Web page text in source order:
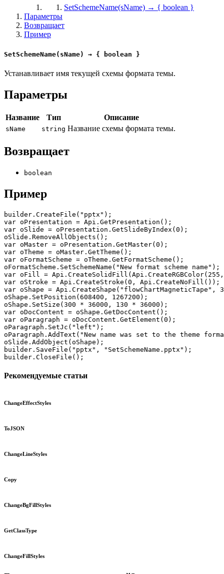
SetSchemeName(sName) → { boolean }
Параметры
Возвращает
Пример
SetSchemeName(sName) → { boolean }
Устанавливает имя текущей схемы формата темы.
Параметры
Название Тип Описание
sName string Название схемы формата темы.
Возвращает
boolean
Пример
builder.CreateFile("pptx");
var oPresentation = Api.GetPresentation();
var oSlide = oPresentation.GetSlideByIndex(0);
oSlide.RemoveAllObjects();
var oMaster = oPresentation.GetMaster(0);
var oTheme = oMaster.GetTheme();
var oFormatScheme = oTheme.GetFormatScheme();
oFormatScheme.SetSchemeName("New format scheme name");
var oFill =
var oStroke = Api.CreateStroke(0, Api.CreateNoFill());
var oShape =
oShape.SetPosition(608400, 1267200);
oShape.SetSize(300 * 36000, 130 * 36000);
var oDocContent = oShape.GetDocContent();
var oParagraph = oDocContent.GetElement(0);
oParagraph.SetJc("left");
oParagraph.AddText("New name was set to the theme
oSlide.AddObject(oShape);
builder.SaveFile("pptx", "SetSchemeName.pptx");
builder.CloseFile();
Рекомендуемые статьи
ChangeEffectStyles
ToJSON
ChangeLineStyles
Copy
ChangeBgFillStyles
GetClassType
ChangeFillStyles